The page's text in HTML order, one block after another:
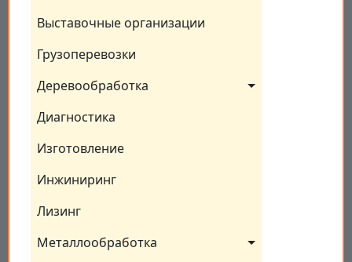
Выставочные организации
Грузоперевозки
Деревообработка
Диагностика
Изготовление
Инжиниринг
Лизинг
Металлообработка